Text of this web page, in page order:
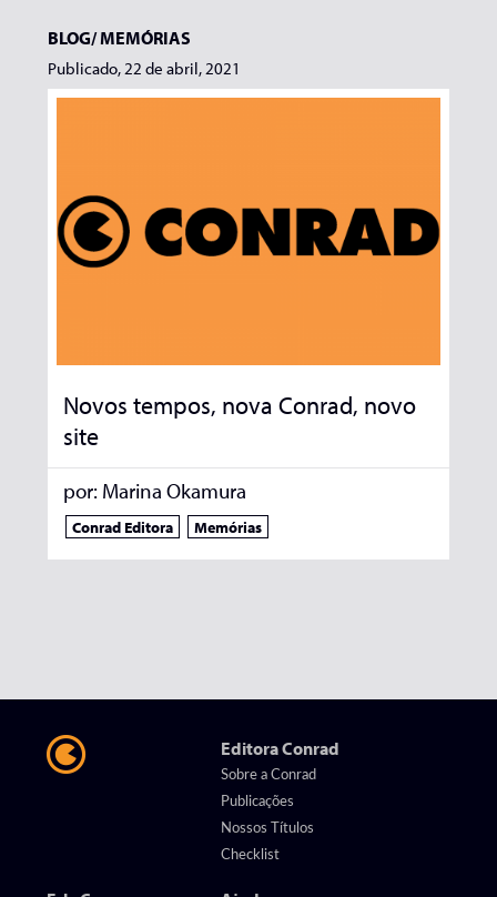
BLOG/MEMÓRIAS
Publicado, 22 de abril, 2021
Novos tempos, nova Conrad, novo
site
por: Marina Okamura
Conrad Editora Memórias
Editora Conrad
Sobre a Conrad
Publicações
Nossos Títulos
Checklist